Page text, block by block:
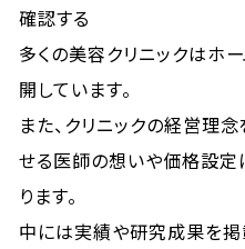
確認する
多くの美容クリニックはホ
開しています。
また、クリニックの経営理
せる医師の想いや価格設定
ります。
中には実績や研究成果を掲